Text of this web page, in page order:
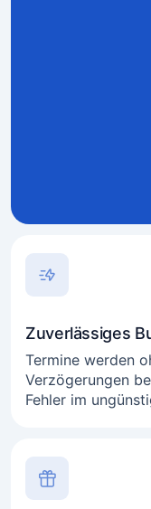
Zuverlässiges
Termine werden
Verzögerungen
Fehler im